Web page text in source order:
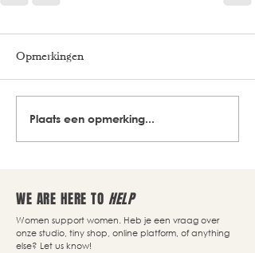
Opmerkingen
Plaats een opmerking...
WE ARE HERE TO HELP
Women support women. Heb je een vraag over
onze studio, tiny shop, online platform, of anything
else? Let us know!